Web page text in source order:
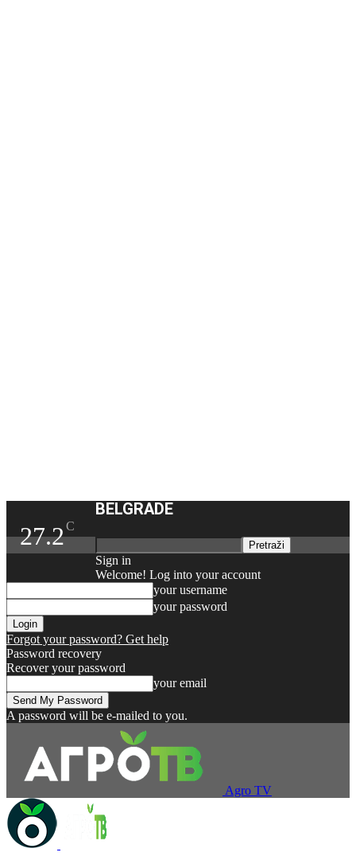
27.2C
BELGRADE
Sign in
Welcome! Log into your account
your username
your password
Forgot your password? Get help
Password recovery
Recover your password
your email
A password will be e-mailed to you.
Agro TV